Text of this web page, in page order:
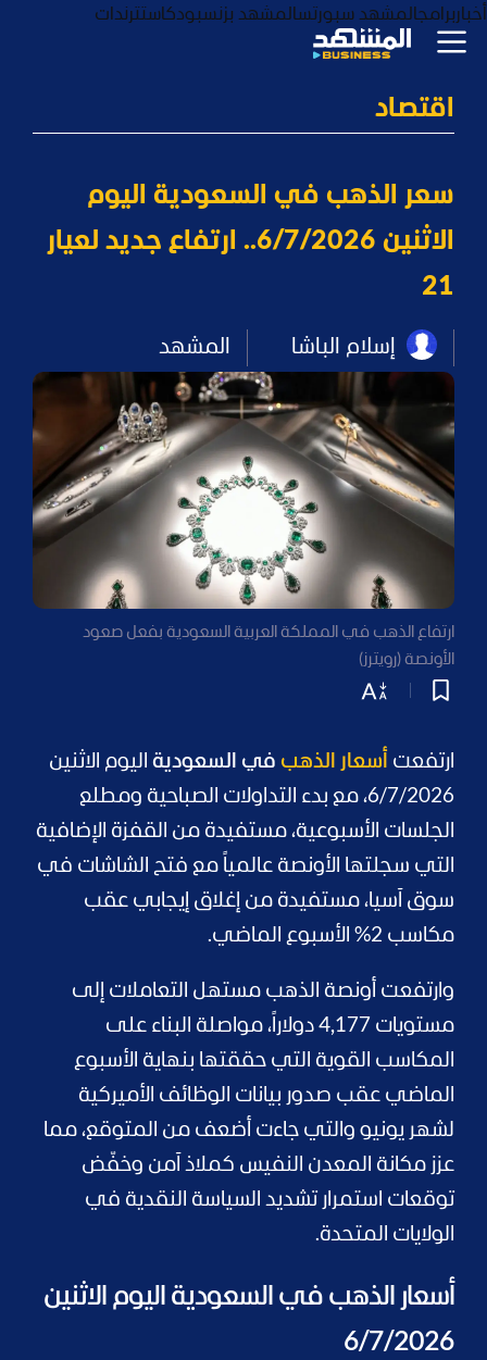
أخبار برامجالمشهد سبورتسالمشهد بزنسبودكاستترندات
اقتصاد
سعر الذهب في السعودية اليوم
الاثنين 6/7/2026.. ارتفاع جديد لعيار
21
إسلام الباشا المشهد
ارتفاع الذهب في المملكة العربية السعودية بفعل صعود
الأونصة (رويترز)
ارتفعت أسعار الذهب في السعودية اليوم الاثنين
6/7/2026، مع بدء التداولات الصباحية ومطلع
الجلسات الأسبوعية، مستفيدة من القفزة الإضافية
التي سجلتها الأونصة عالمياً مع فتح الشاشات في
سوق آسيا، مستفيدة من إغلاق إيجابي عقب
مكاسب 2% الأسبوع الماضي.
وارتفعت أونصة الذهب مستهل التعاملات إلى
مستويات 4,177 دولاراً، مواصلة البناء على
المكاسب القوية التي حققتها بنهاية الأسبوع
الماضي عقب صدور بيانات الوظائف الأميركية
لشهر يونيو والتي جاءت أضعف من المتوقع، مما
عزز مكانة المعدن النفيس كملاذ آمن وخفّض
توقعات استمرار تشديد السياسة النقدية في
الولايات المتحدة.
أسعار الذهب في السعودية اليوم الاثنين
6/7/2026